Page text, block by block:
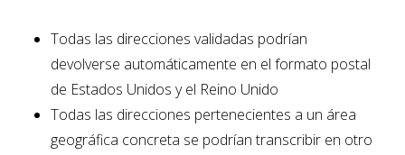
Todas las direcciones validadas podrían
devolverse automáticamente en el formato postal
de Estados Unidos y el Reino Unido
Todas las direcciones pertenecientes a un área
geográfica concreta se podrían transcribir en otro